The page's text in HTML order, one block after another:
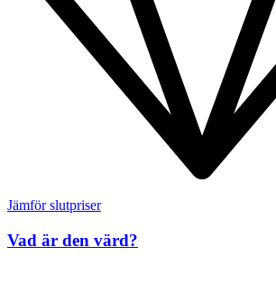
Jämför slutpriser
Vad är den värd?